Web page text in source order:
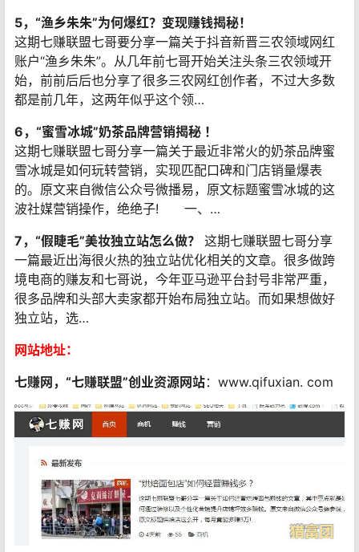
5，“渔乡朱朱”为何爆红？变现赚钱揭秘！
这期七赚联盟七哥要分享一篇关于抖音新晋三农领域网红
账户“渔乡朱朱”。从几年前七哥开始关注头条三农领域开
始，前前后后也分享了很多三农网红创作者，不过大多数
都是前几年，这两年似乎这个领…
6，“蜜雪冰城”奶茶品牌营销揭秘 ！
这期七赚联盟七哥分享一篇关于最近非常火的奶茶品牌蜜
雪冰城是如何玩转营销，实现匹配口碑和门店销量爆表
的。原文来自微信公众号微播易，原文标题蜜雪冰城的这
波社媒营销操作，绝绝子! 一、…
7，“假睫毛”美妆独立站怎么做？
这期七赚联盟七哥分享
一篇最近出海很火热的独立站优化相关的文章。很多做跨
境电商的赚友和七哥说，今年亚马逊平台封号非常严重，
很多品牌和头部大卖家都开始布局独立站。而如果想做好
独立站，选…
网站地址：
七赚网，“七赚联盟”创业资源网站：www.qifuxian. com